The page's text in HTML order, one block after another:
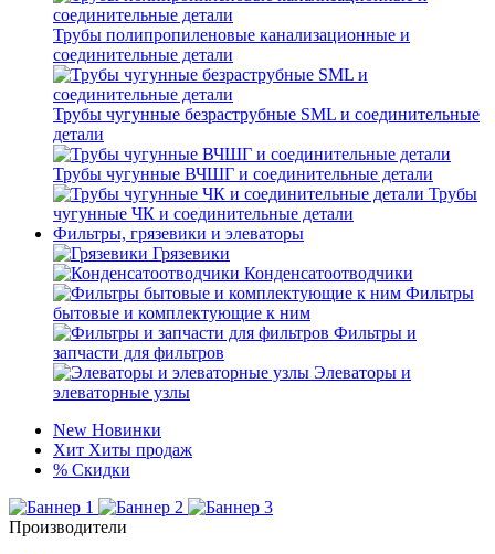
Трубы полипропиленовые канализационные и
соединительные детали
Трубы чугунные безраструбные SML и соединительные
детали
Трубы чугунные ВЧШГ и соединительные детали
Трубы
чугунные ЧК и соединительные детали
Фильтры, грязевики и элеваторы
Грязевики
Конденсатоотводчики
Фильтры
бытовые и комплектующие к ним
Фильтры и
запчасти для фильтров
Элеваторы и
элеваторные узлы
New Новинки
Хит Хиты продаж
% Скидки
Производители